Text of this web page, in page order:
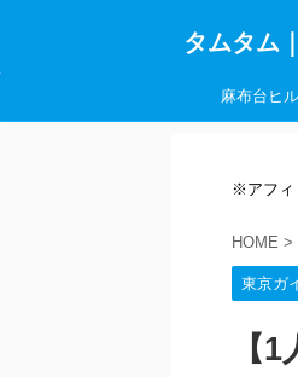
タムタム
麻布台ヒ
※アフィ
HOME >
東京ガ
【